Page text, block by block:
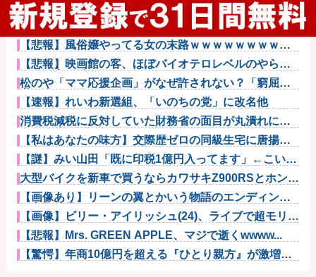
オコエ瑠偉、メキシコに渡って2球団を即クビ→SNS更
新が3ヶ...
【警告】社会人「スムージーにキウイ皮ごと入れよ。
これ美容にい...
【悲報】風俗嬢やってる女の末路ｗｗｗｗｗｗｗｗｗ
ｗｗ
【悲報】映画館の客、ほぼバイオテロレベルのやらか
しで観客が避...
松のや「ママ応援企画」がなぜ許されない？「窮屈な
世の中」に住...
【速報】れいわ新選組、「いのちの党」に改名他
消費税減税に反対していた財務省の面目が丸潰れに、
減税が決まっ...
【私はあなたの味方】交際歴ゼロの同級生宅に唐揚げ
や文庫本を2...
【謎】みい山田「既に印税1億円入ってます」←こいつ
がネットの...
大型バイクを新車で買うならカワサキZ900RSとホンダ
CB1...
【画像あり】リーンの翼とかいう物語のエンディング
が富野作品の...
【画像】ビリー・アイリッシュ(24)、ライブで超モリマ
ンスジ...
【悲報】Mrs. GREEN APPLE、マジで逝くwwww...
【驚愕】年商10億円を超える『ひとり親方』が激増